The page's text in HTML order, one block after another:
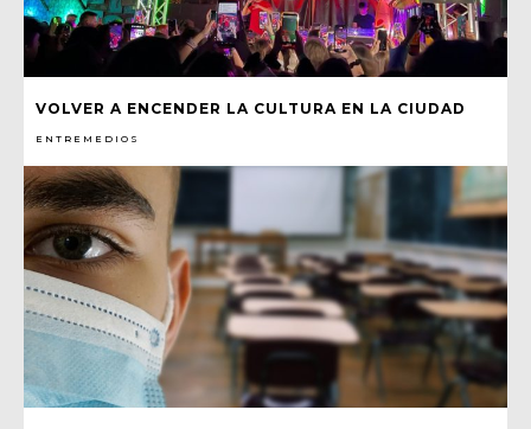
VOLVER A ENCENDER LA CULTURA EN LA CIUDAD
ENTREMEDIOS